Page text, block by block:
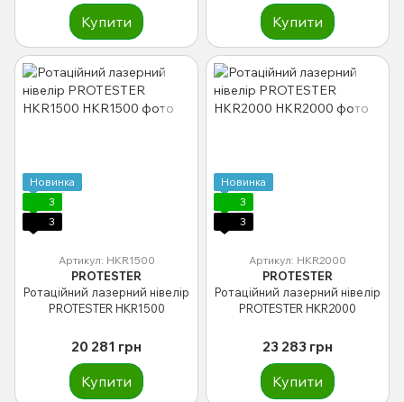
Купити Купити
Новинка
3
3
Артикул: HKR1500
PROTESTER
Ротаційний лазерний нівелір
PROTESTER HKR1500
20 281 грн
Купити
Новинка
3
3
Артикул: HKR2000
PROTESTER
Ротаційний лазерний нівелір
PROTESTER HKR2000
23 283 грн
Купити